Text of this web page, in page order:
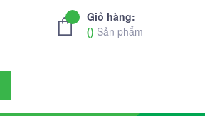
Giỏ hàng:
() Sản phẩm